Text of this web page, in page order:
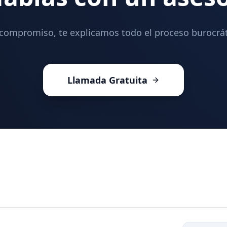
te explicamos todo el proceso
Llamada Gratuita